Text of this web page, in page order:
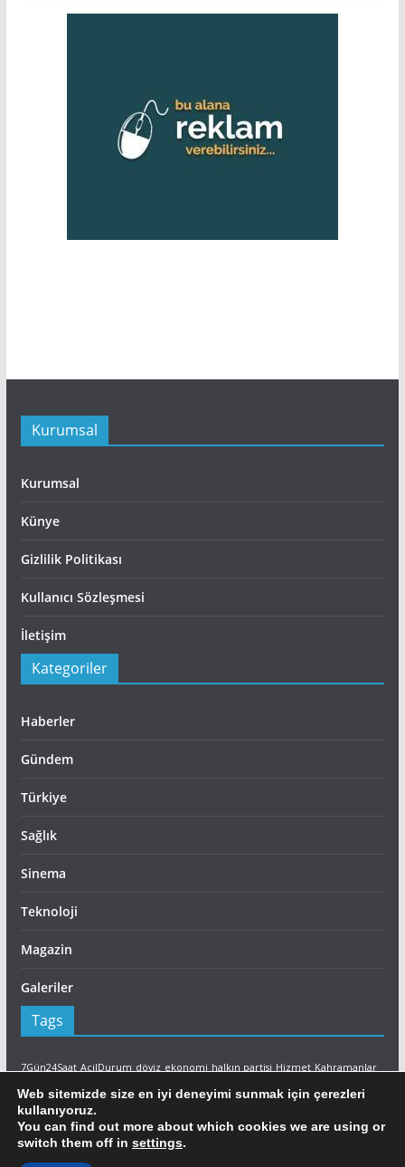
Kurumsal
Kurumsal
Künye
Gizlilik Politikası
Kullanıcı Sözleşmesi
İletişim
Kategoriler
Haberler
Gündem
Türkiye
Sağlık
Sinema
Teknoloji
Magazin
Galeriler
Tags
7Gün24Saat AcilDurum döviz ekonomi halkın partisi Hizmet Kahramanlar
Lefkoşa LTB Son Dakika sutek Yangın İtfaiye
Facebook
Ajans Ada Facebook
Web sitemizde size en iyi deneyimi sunmak için çerezleri
kullanıyoruz.
You can find out more about which cookies we are using or
switch them off in settings.